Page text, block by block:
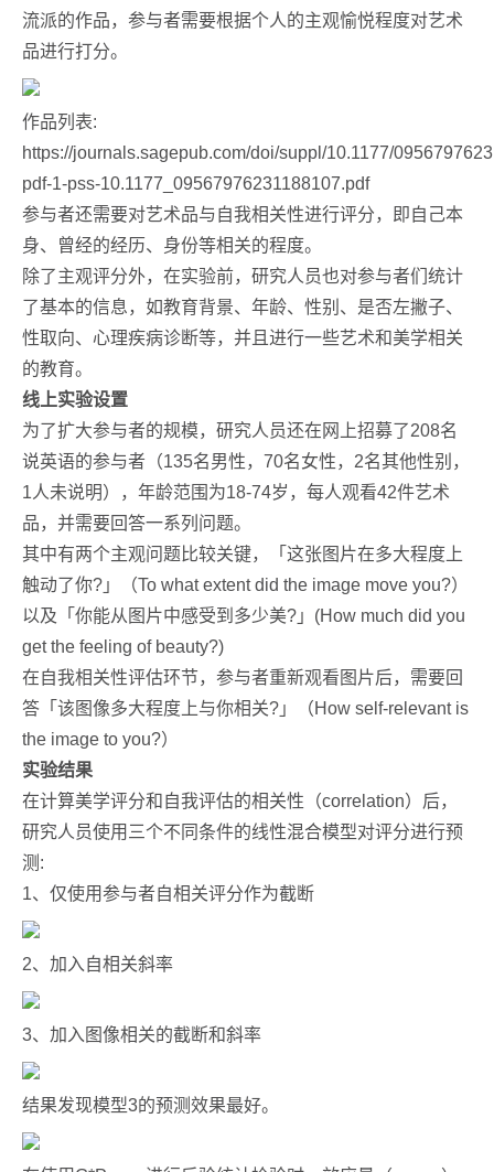
流派的作品，参与者需要根据个人的主观愉悦程度对艺术
品进行打分。
作品列表:
https://journals.sagepub.com/doi/suppl/10.1177/
pdf-1-pss-10.1177_09567976231188107.pdf
参与者还需要对艺术品与自我相关性进行评分，即自己本
身、曾经的经历、身份等相关的程度。
除了主观评分外，在实验前，研究人员也对参与者们统计
了基本的信息，如教育背景、年龄、性别、是否左撇子、
性取向、心理疾病诊断等，并且进行一些艺术和美学相关
的教育。
线上实验设置
为了扩大参与者的规模，研究人员还在网上招募了208名
说英语的参与者（135名男性，70名女性，2名其他性别，
1人未说明），年龄范围为18-74岁，每人观看42件艺术
品，并需要回答一系列问题。
其中有两个主观问题比较关键，「这张图片在多大程度上
触动了你?」（To what extent did the image move you?）
以及「你能从图片中感受到多少美?」(How much did you
get the feeling of beauty?)
在自我相关性评估环节，参与者重新观看图片后，需要回
答「该图像多大程度上与你相关?」（How self-relevant is
the image to you?）
实验结果
在计算美学评分和自我评估的相关性（correlation）后，
研究人员使用三个不同条件的线性混合模型对评分进行预
测:
1、仅使用参与者自相关评分作为截断
2、加入自相关斜率
3、加入图像相关的截断和斜率
结果发现模型3的预测效果最好。